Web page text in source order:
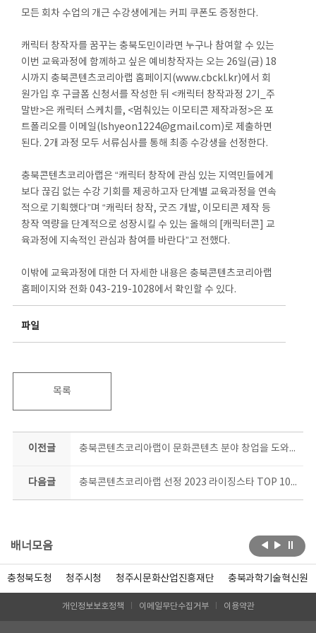
모든 회차 수업의 개근 수강생에게는 커피 쿠폰도 증정한다.
캐릭터 창작자를 꿈꾸는 충북도민이라면 누구나 참여할 수 있는
이번 교육과정에 함께하고 싶은 예비창작자는 오는 26일(금) 18
시까지 충북콘텐츠코리아랩 홈페이지(www.cbckl.kr)에서 회
원가입 후 구글폼 신청서를 작성한 뒤 <캐릭터 창작과정 2기_주
말반>은 캐릭터 스케치를, <멈춰있는 이모티콘 제작과정>은 포
트폴리오를 이메일(lshyeon1224@gmail.com)로 제출하면
된다. 2개 과정 모두 서류심사를 통해 최종 수강생을 선정한다.
충북콘텐츠코리아랩은 “캐릭터 창작에 관심 있는 지역민들에게
보다 끊김 없는 수강 기회를 제공하고자 단계별 교육과정을 연속
적으로 기획했다”며 “캐릭터 창작, 굿즈 개발, 이모티콘 제작 등
창작 역량을 단계적으로 성장시킬 수 있는 올해의 [캐릭터콘] 교
육과정에 지속적인 관심과 참여를 바란다”고 전했다.
이밖에 교육과정에 대한 더 자세한 내용은 충북콘텐츠코리아랩
홈페이지와 전화 043-219-1028에서 확인할 수 있다.
파일
목록
이전글 충북콘텐츠코리아랩이 문화콘텐츠 분야 창업을 도와드립니다!
다음글 충북콘텐츠코리아랩 선정 2023 라이징스타 TOP 10, 10월 콘서트에서 당신의 뮤지션에게 투표하세요
배너모음
충청북도청 청주시청 청주시문화산업진흥재단 충북과학기술혁신원
개인정보보호정책 이메일무단수집거부 이용약관